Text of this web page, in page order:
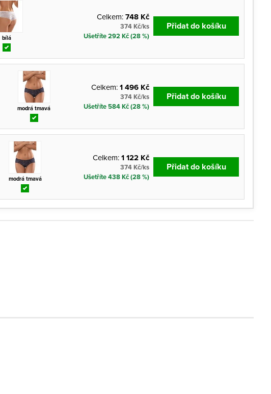
bílá
Celkem:748 Kč
374 Kč/ks
Ušetříte 292 Kč (28 %)
Přidat do košíku
modrá tmavá
Celkem:1 496 Kč
374 Kč/ks
Ušetříte 584 Kč (28 %)
Přidat do košíku
modrá tmavá
Celkem:1 122 Kč
374 Kč/ks
Ušetříte 438 Kč (28 %)
Přidat do košíku